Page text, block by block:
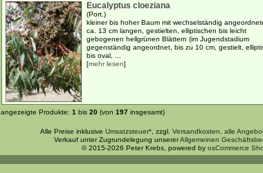
Eucalyptus cloeziana
(Port.)
kleiner bis hoher Baum mit wechselständig
ca. 13 cm langen, gestielten, elliptischen bis leicht
gebogenen hellgrünen Blättern (im Jugendstadium
gegenständig angeordnet, bis zu 10 cm, gestielt,
bis oval, ...
[mehr lesen]
angezeigte Produkte: 1 bis 20 (von 197 insgesamt)
Alle Preise inklusive Umsatzsteuer* , zzgl. Versandkosten alle
Verkauf unter Zugrundelegung unsererAllgemeinen
© 2015-2026 Peter Krebs, powered by osCommerce